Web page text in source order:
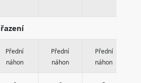
Přední
náhon
Přední
náhon
Přední
náhon